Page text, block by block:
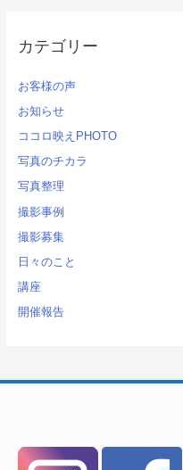
カテゴリー
お客様の声
お知らせ
ココロ映えPHOTO
写真のチカラ
写真整理
撮影事例
撮影募集
日々のこと
講座
開催報告